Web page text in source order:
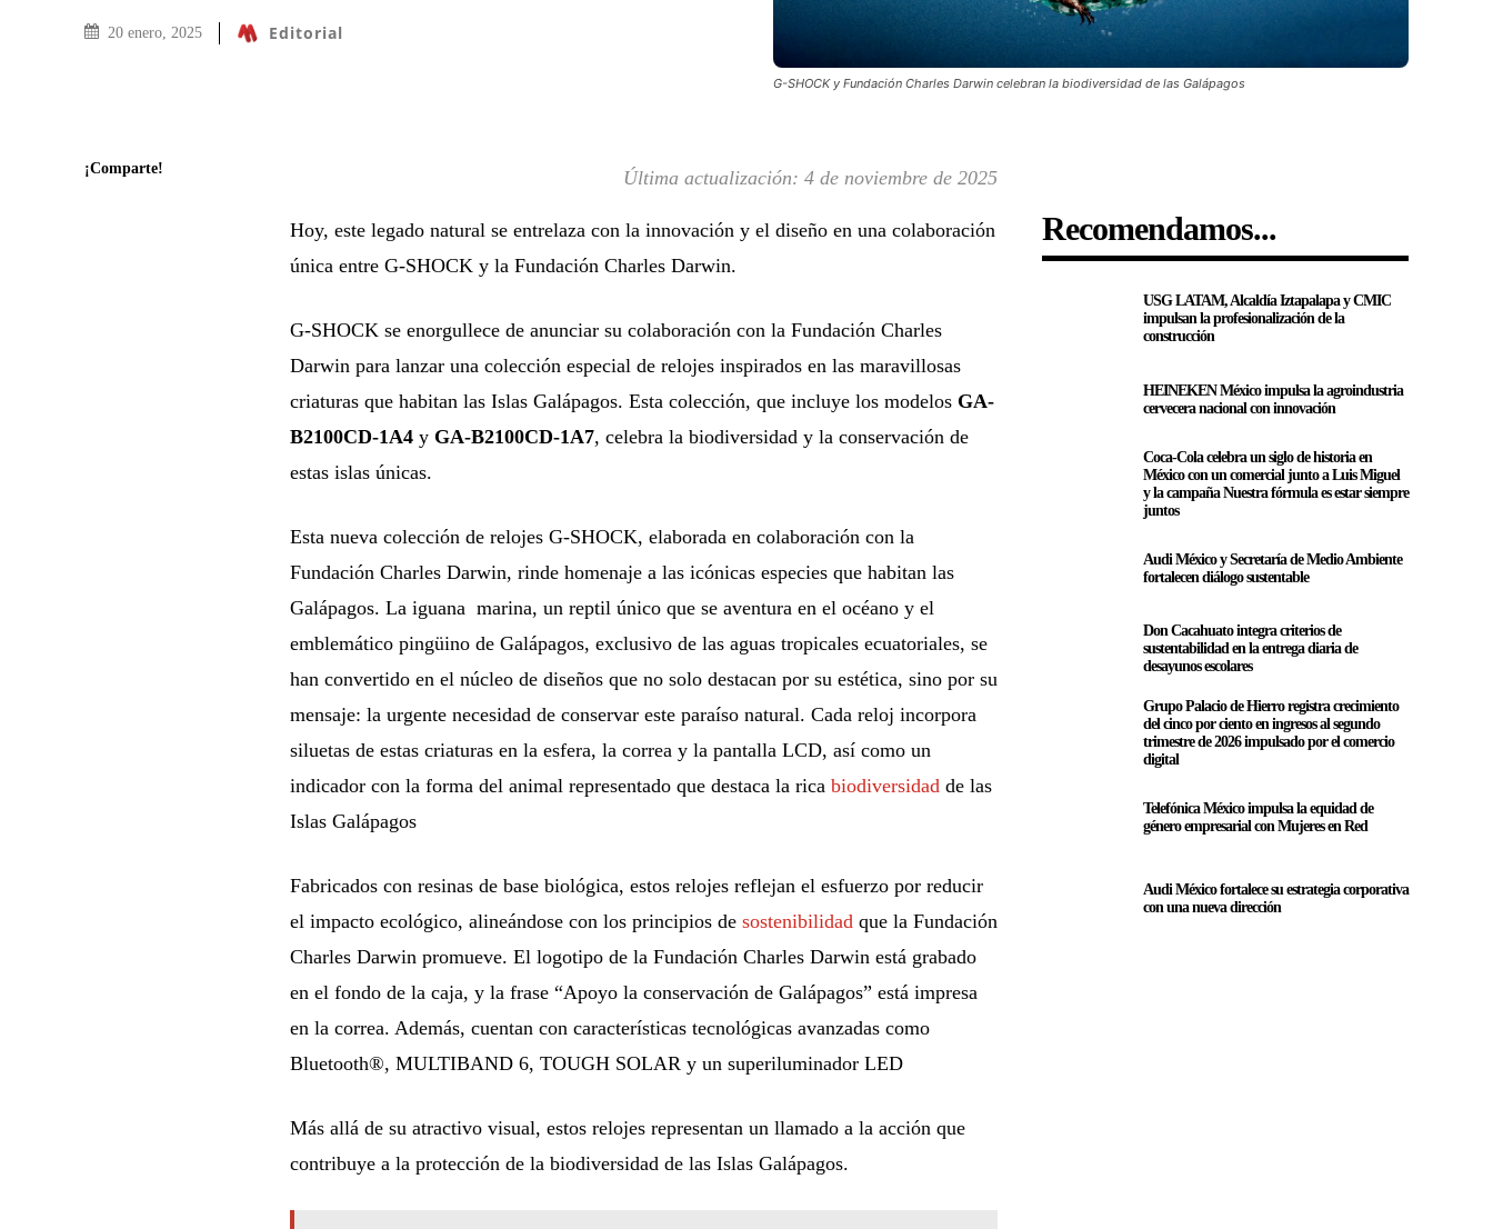
20 enero, 2025 Editorial
G-SHOCK y Fundación Charles Darwin celebran la biodiversidad de las Galápagos
¡Comparte! Última actualización:4 de noviembre de 2025
Hoy, este legado natural se entrelaza con la innovación y el diseño en una colaboración
única entre G-SHOCK y la Fundación Charles Darwin.
G-SHOCK se enorgullece de anunciar su colaboración con la Fundación Charles
Darwin para lanzar una colección especial de relojes inspirados en las maravillosas
criaturas que habitan las Islas Galápagos. Esta colección, que incluye los modelos GA-
B2100CD-1A4 y GA-B2100CD-1A7, celebra la biodiversidad y la conservación de
estas islas únicas.
Esta nueva colección de relojes G-SHOCK, elaborada en colaboración con la
Fundación Charles Darwin, rinde homenaje a las icónicas especies que habitan las
Galápagos. La iguana marina, un reptil único que se aventura en el océano y el
emblemático pingüino de Galápagos, exclusivo de las aguas tropicales ecuatoriales, se
han convertido en el núcleo de diseños que no solo destacan por su estética, sino por su
mensaje: la urgente necesidad de conservar este paraíso natural. Cada reloj incorpora
siluetas de estas criaturas en la esfera, la correa y la pantalla LCD, así como un
indicador con la forma del animal representado que destaca la rica biodiversidad de las
Islas Galápagos
Fabricados con resinas de base biológica, estos relojes reflejan el esfuerzo por reducir
el impacto ecológico, alineándose con los principios de sostenibilidad que la Fundación
Charles Darwin promueve. El logotipo de la Fundación Charles Darwin está grabado
en el fondo de la caja, y la frase “Apoyo la conservación de Galápagos” está impresa
en la correa. Además, cuentan con características tecnológicas avanzadas como
Bluetooth®, MULTIBAND 6, TOUGH SOLAR y un superiluminador LED
Más allá de su atractivo visual, estos relojes representan un llamado a la acción que
contribuye a la protección de la biodiversidad de las Islas Galápagos.
Recomendamos...
USG LATAM, Alcaldía Iztapalapa y CMIC
impulsan la profesionalización de la
construcción
HEINEKEN México impulsa la agroindustria
cervecera nacional con innovación
Coca-Cola celebra un siglo de historia en
México con un comercial junto a Luis Miguel
y la campaña Nuestra fórmula es estar siempre
juntos
Audi México y Secretaría de Medio Ambiente
fortalecen diálogo sustentable
Don Cacahuato integra criterios de
sustentabilidad en la entrega diaria de
desayunos escolares
Grupo Palacio de Hierro registra crecimiento
del cinco por ciento en ingresos al segundo
trimestre de 2026 impulsado por el comercio
digital
Telefónica México impulsa la equidad de
género empresarial con Mujeres en Red
Audi México fortalece su estrategia corporativa
con una nueva dirección